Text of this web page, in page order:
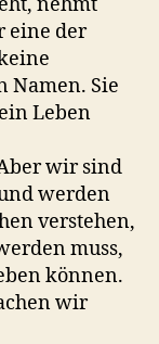
eine der
Namen. Sie
Leben
wir sind
werden
verstehen,
muss,
können.
wir